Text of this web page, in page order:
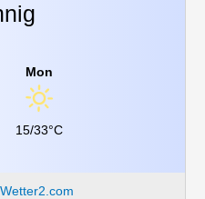
Mon
15/33°C
Wetter2.com